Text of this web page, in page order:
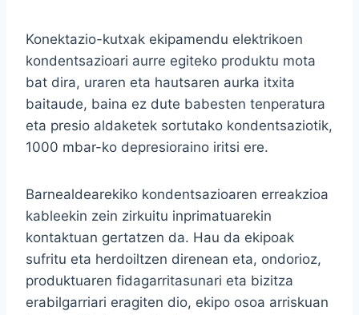
Konektazio-kutxak ekipamendu elektrikoen
kondentsazioari aurre egiteko produktu mota
bat dira, uraren eta hautsaren aurka itxita
baitaude, baina ez dute babesten tenperatura
eta presio aldaketek sortutako kondentsaziotik,
1000 mbar-ko depresioraino iritsi ere.
Barnealdearekiko kondentsazioaren erreakzioa
kableekin zein zirkuitu inprimatuarekin
kontaktuan gertatzen da. Hau da ekipoak
sufritu eta herdoiltzen direnean eta, ondorioz,
produktuaren fidagarritasunari eta bizitza
erabilgarriari eragiten dio, ekipo osoa arriskuan